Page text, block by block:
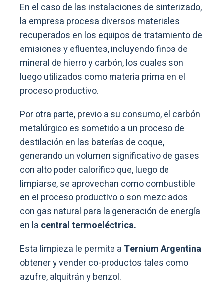
En el caso de las instalaciones de sinterizado,
la empresa procesa diversos materiales
recuperados en los equipos de tratamiento de
emisiones y efluentes, incluyendo finos de
mineral de hierro y carbón, los cuales son
luego utilizados como materia prima en el
proceso productivo.
Por otra parte, previo a su consumo, el carbón
metalúrgico es sometido a un proceso de
destilación en las baterías de coque,
generando un volumen significativo de gases
con alto poder calorífico que, luego de
limpiarse, se aprovechan como combustible
en el proceso productivo o son mezclados
con gas natural para la generación de energía
en la central termoeléctrica.
Esta limpieza le permite a Ternium Argentina
obtener y vender co-productos tales como
azufre, alquitrán y benzol.